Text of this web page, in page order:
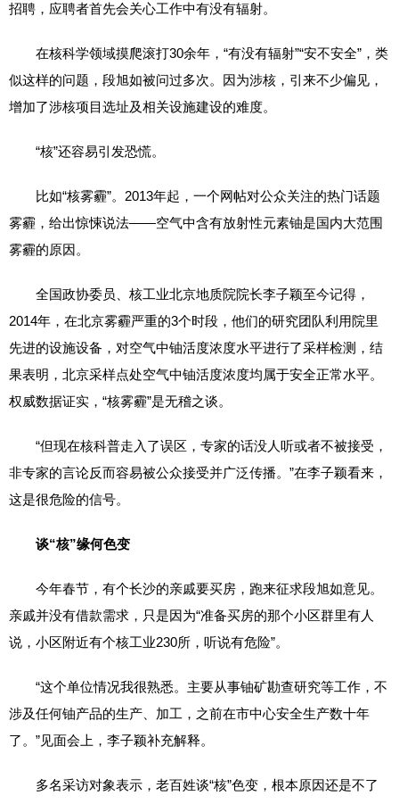
招聘，应聘者首先会关心工作中有没有辐射。
在核科学领域摸爬滚打30余年，“有没有辐射”“安不安全”，类
似这样的问题，段旭如被问过多次。因为涉核，引来不少偏见，
增加了涉核项目选址及相关设施建设的难度。
“核”还容易引发恐慌。
比如“核雾霾”。2013年起，一个网帖对公众关注的热门话题
雾霾，给出惊悚说法——空气中含有放射性元素铀是国内大范围
雾霾的原因。
全国政协委员、核工业北京地质院院长李子颖至今记得，
2014年，在北京雾霾严重的3个时段，他们的研究团队利用院里
先进的设施设备，对空气中铀活度浓度水平进行了采样检测，结
果表明，北京采样点处空气中铀活度浓度均属于安全正常水平。
权威数据证实，“核雾霾”是无稽之谈。
“但现在核科普走入了误区，专家的话没人听或者不被接受，
非专家的言论反而容易被公众接受并广泛传播。”在李子颖看来，
这是很危险的信号。
谈“核”缘何色变
今年春节，有个长沙的亲戚要买房，跑来征求段旭如意见。
亲戚并没有借款需求，只是因为“准备买房的那个小区群里有人
说，小区附近有个核工业230所，听说有危险”。
“这个单位情况我很熟悉。主要从事铀矿勘查研究等工作，不
涉及任何铀产品的生产、加工，之前在市中心安全生产数十年
了。”见面会上，李子颖补充解释。
多名采访对象表示，老百姓谈“核”色变，根本原因还是不了